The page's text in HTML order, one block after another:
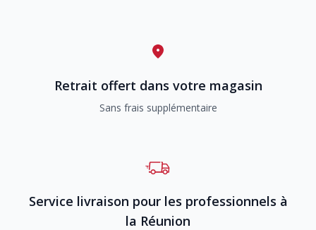
Retrait offert dans votre magasin
Sans frais supplémentaire
Service livraison pour les professionnels à
la Réunion